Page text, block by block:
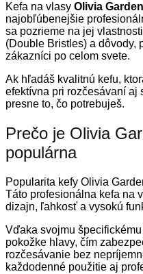
Kefa na vlasy Olivia
najobľúbenejšie
sa pozrieme na jej
(Double Bristles) a dôvody,
zákazníci po celom svete.
Ak hľadáš kvalitnú kefu,
efektívna pri rozčesávaní aj
presne to, čo potrebuješ.
Prečo je Olivia
populárna
Popularita kefy Olivia
Táto profesionálna kefa na
dizajn, ľahkosť a vysokú
Vďaka svojmu
pokožke hlavy, čím
rozčesávanie bez
každodenné použitie aj